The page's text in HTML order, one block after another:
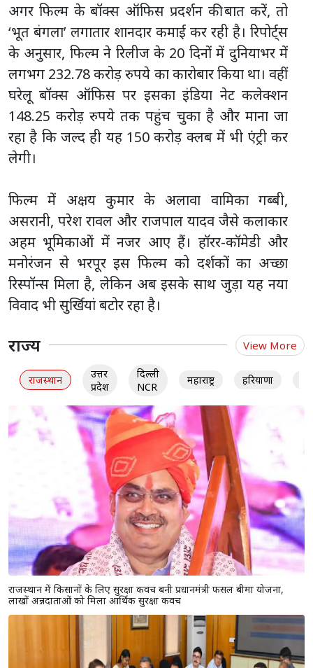
अगर फिल्म के बॉक्स ऑफिस प्रदर्शन की बात करें, तो
‘भूत बंगला’ लगातार शानदार कमाई कर रही है। रिपोर्ट्स
के अनुसार, फिल्म ने रिलीज के 20 दिनों में दुनियाभर में
लगभग 232.78 करोड़ रुपये का कारोबार किया था। वहीं
घरेलू बॉक्स ऑफिस पर इसका इंडिया नेट कलेक्शन
148.25 करोड़ रुपये तक पहुंच चुका है और माना जा
रहा है कि जल्द ही यह 150 करोड़ क्लब में भी एंट्री कर
लेगी।
फिल्म में अक्षय कुमार के अलावा वामिका गब्बी,
असरानी, परेश रावल और राजपाल यादव जैसे कलाकार
अहम भूमिकाओं में नजर आए हैं। हॉरर-कॉमेडी और
मनोरंजन से भरपूर इस फिल्म को दर्शकों का अच्छा
रिस्पॉन्स मिला है, लेकिन अब इसके साथ जुड़ा यह नया
विवाद भी सुर्खियां बटोर रहा है।
राज्य View More
राजस्थान
उत्तर
प्रदेश
दिल्ली
NCR
महाराष्ट्र हरियाणा
राजस्थान में किसानों के लिए सुरक्षा कवच बनी प्रधानमंत्री फसल बीमा योजना,
लाखों अन्नदाताओं को मिला आर्थिक सुरक्षा कवच